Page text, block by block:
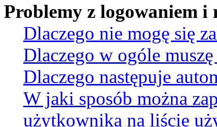
Problemy z logowaniem i
Dlaczego nie mogę się
Dlaczego w ogóle
Dlaczego następuje
W jaki sposób można
użytkownika na liście